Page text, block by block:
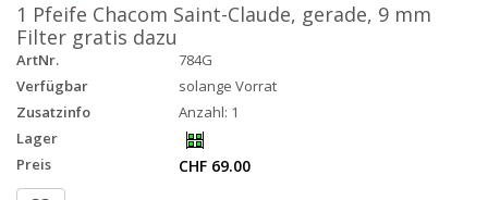
1 Pfeife Chacom Saint-Claude, gerade, 9 mm
Filter gratis dazu
ArtNr.
784G
Verfügbar
solange Vorrat
Zusatzinfo
Anzahl: 1
Lager
Preis
CHF 69.00